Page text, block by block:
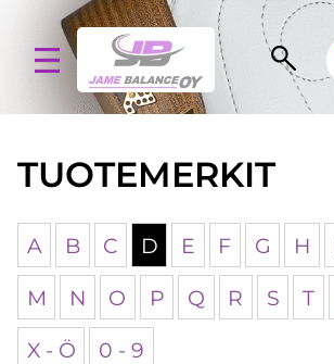
TUOTEMERKIT
A B C D E F G H
M
N O P Q R S T
X - Ö
0 - 9